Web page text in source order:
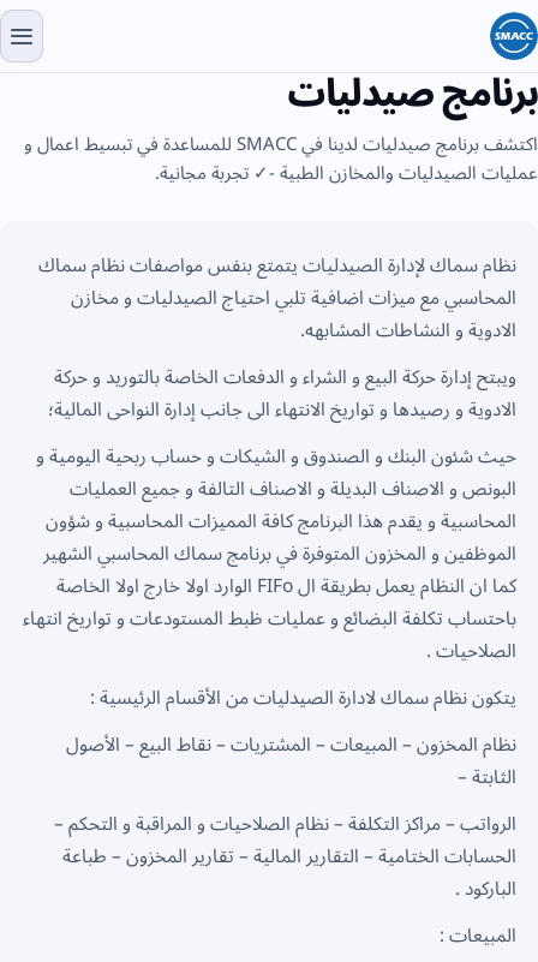
برنامج صيدليات
اكتشف برنامج صيدليات لدينا في SMACC للمساعدة في تبسيط اعمال و
عمليات الصيدليات والمخازن الطبية -✓ تجربة مجانية.
نظام سماك لإدارة الصيدليات يتمتع بنفس مواصفات نظام سماك
المحاسبي مع ميزات اضافية تلبي احتياج الصيدليات و مخازن
الادوية و النشاطات المشابهه.
ويبتح إدارة حركة البيع و الشراء و الدفعات الخاصة بالتوريد و حركة
الادوية و رصيدها و تواريخ الانتهاء الى جانب إدارة النواحى المالية؛
حيث شئون البنك و الصندوق و الشيكات و حساب ربحية اليومية و
البونص و الاصناف البديلة و الاصناف التالفة و جميع العمليات
المحاسبية و يقدم هذا البرنامج كافة المميزات المحاسبية و شؤون
الموظفين و المخزون المتوفرة في برنامج سماك المحاسبي الشهير
كما ان النظام يعمل بطريقة ال FIFo الوارد اولا خارج اولا الخاصة
باحتساب تكلفة البضائع و عمليات ظبط المستودعات و تواريخ انتهاء
الصلاحيات .
يتكون نظام سماك لادارة الصيدليات من الأقسام الرئيسية :
نظام المخزون – المبيعات – المشتريات – نقاط البيع – الأصول
الثابتة –
الرواتب – مراكز التكلفة – نظام الصلاحيات و المراقبة و التحكم –
الحسابات الختامية – التقارير المالية – تقارير المخزون – طباعة
الباركود .
المبيعات :